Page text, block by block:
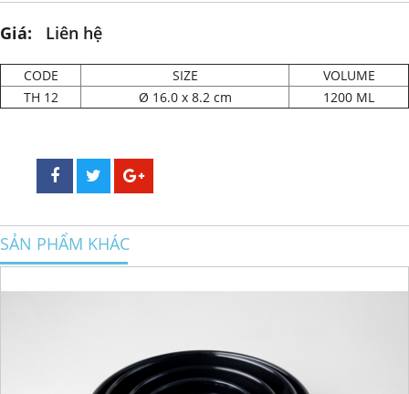
Giá: Liên hệ
CODE SIZE
VOLUME
TH 12
Ø 16.0 x 8.2 cm 1200 ML
SẢN PHẨM KHÁC